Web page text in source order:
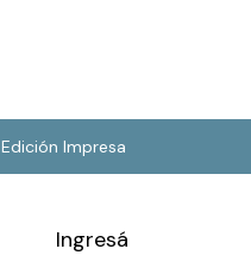
Edición Impresa
Ingresá